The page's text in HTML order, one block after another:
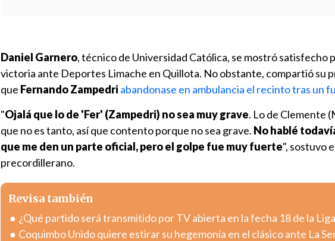
Daniel Garnero, técnico de Universidad Católica, se mostró satisfecho
victoria ante Deportes Limache en Quillota. No obstante, compartió su
que Fernando Zampedri abandonase en ambulancia el recinto tras un
"Ojalá que lo de 'Fer' (Zampedri) no sea muy grave. Lo de Clemente
que no es tanto, así que contento porque no sea grave. No hablé
que me den un parte oficial, pero el golpe fue muy fuerte", sostuvo
precordillerano.
Revisa también
¿Qué partido será transmitido por TV abierta en la fecha 18 de la
Coquimbo Unido quiere estirar su hegemonía en el clásico ante La